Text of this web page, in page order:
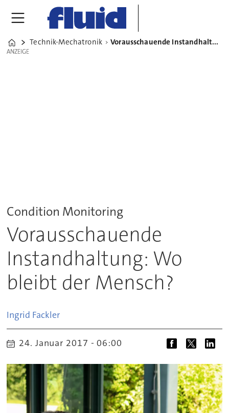
Home
Technik-Mechatronik Vorausschauende Instandhaltung: Wo bleibt der Mensch?
ANZEIGE
ANZEIGE
Condition Monitoring
Vorausschauende
Instandhaltung: Wo
bleibt der Mensch?
Ingrid Fackler
24. Januar 2017 - 06:00